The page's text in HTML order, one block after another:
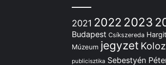
2021 2022 2023
Budapest Csíkszereda
Múzeum jegyzet
publicisztika Sebestyén